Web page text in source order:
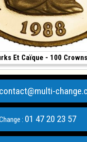
Et Caïque - 100
contact@multi-
: 01 47 20 23 57